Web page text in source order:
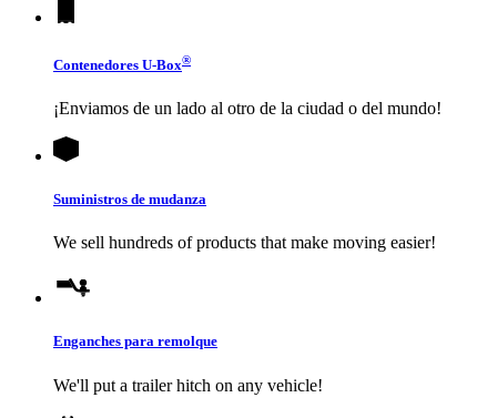
Contenedores U-Box®
¡Enviamos de un lado al otro de la ciudad o del mundo!
Suministros de mudanza
We sell hundreds of products that make moving easier!
Enganches para remolque
We'll put a trailer hitch on any vehicle!